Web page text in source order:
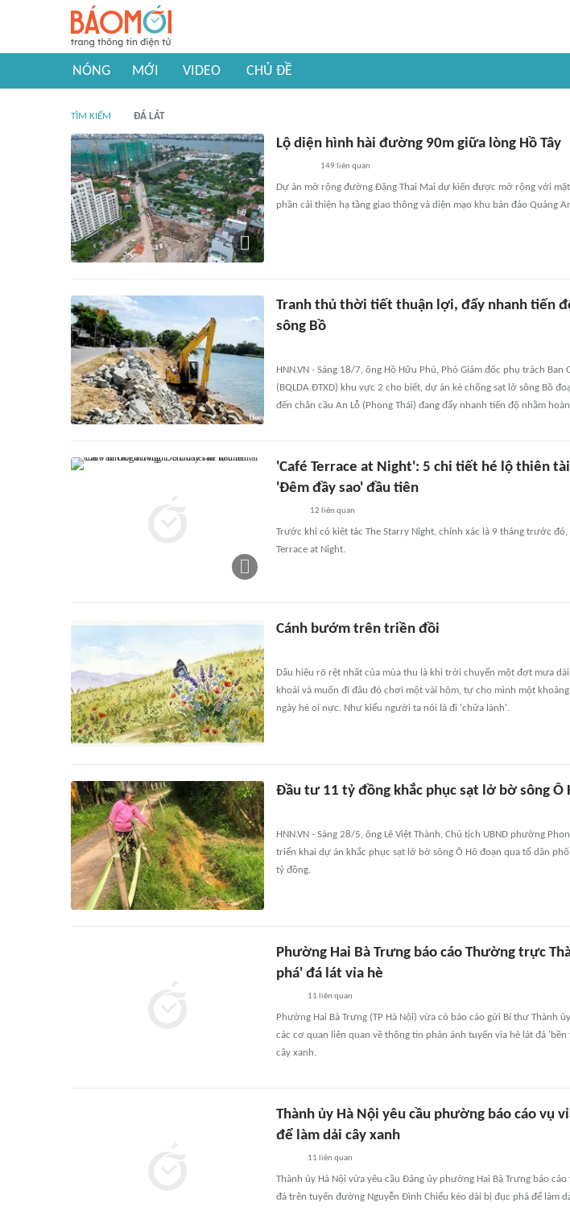
NÓNG MỚI VIDEO CHỦ ĐỀ
TÌM KIẾM ĐÁ LÁT
Lộ diện hình hài đường 90m giữa lòng Hồ Tây
149 liên quan
Dự án mở rộng đường Đặng Thai Mai dự kiến được mở rộng với
phần cải thiện hạ tầng giao thông và diện mạo khu bán đảo Quảng
Tranh thủ thời tiết thuận lợi, đẩy nhanh tiến
sông Bồ
HNN.VN - Sáng 18/7, ông Hồ Hữu Phú, Phó Giám đốc phụ trách
(BQLDA ĐTXD) khu vực 2 cho biết, dự án kè chống sạt lở sông Bồ
đến chân cầu An Lỗ (Phong Thái) đang đẩy nhanh tiến độ nhằm
'Café Terrace at Night': 5 chi tiết hé lộ thiên
'Đêm đầy sao' đầu tiên
12 liên quan
Trước khi có kiệt tác The Starry Night, chính xác là 9 tháng trước đó,
Terrace at Night.
Cánh bướm trên triền đồi
Dấu hiệu rõ rệt nhất của mùa thu là khi trời chuyển một đợt mưa
khoái và muốn đi đâu đó chơi một vài hôm, tự cho mình một
ngày hè oi nực. Như kiểu người ta nói là đi 'chữa lành'.
Đầu tư 11 tỷ đồng khắc phục sạt lở bờ sông Ô
HNN.VN - Sáng 28/5, ông Lê Việt Thành, Chủ tịch UBND phường
triển khai dự án khắc phục sạt lở bờ sông Ô Hô đoạn qua tổ dân
tỷ đồng.
Phường Hai Bà Trưng báo cáo Thường trực
phá' đá lát vỉa hè
11 liên quan
Phường Hai Bà Trưng (TP Hà Nội) vừa có báo cáo gửi Bí thư Thành
các cơ quan liên quan về thông tin phản ánh tuyến vỉa hè lát đá
cây xanh.
Thành ủy Hà Nội yêu cầu phường báo cáo vụ
để làm dải cây xanh
11 liên quan
Thành ủy Hà Nội vừa yêu cầu Đảng ủy phường Hai Bà Trưng báo
đá trên tuyến đường Nguyễn Đình Chiểu kéo dài bị đục phá để làm